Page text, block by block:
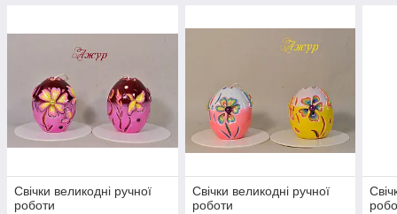
Свічки великодні ручної
роботи
Свічки великодні ручної
роботи